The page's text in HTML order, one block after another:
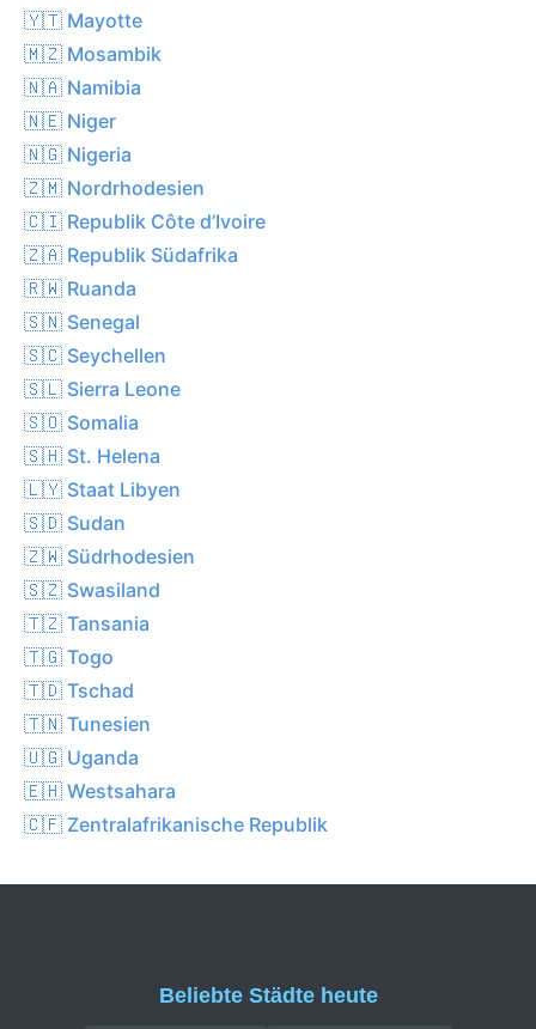
🇾🇹 Mayotte
🇲🇿 Mosambik
🇳🇦 Namibia
🇳🇪 Niger
🇳🇬 Nigeria
🇿🇲 Nordrhodesien
🇨🇮 Republik Côte d’Ivoire
🇿🇦 Republik Südafrika
🇷🇼 Ruanda
🇸🇳 Senegal
🇸🇨 Seychellen
🇸🇱 Sierra Leone
🇸🇴 Somalia
🇸🇭 St. Helena
🇱🇾 Staat Libyen
🇸🇩 Sudan
🇿🇼 Südrhodesien
🇸🇿 Swasiland
🇹🇿 Tansania
🇹🇬 Togo
🇹🇩 Tschad
🇹🇳 Tunesien
🇺🇬 Uganda
🇪🇭 Westsahara
🇨🇫 Zentralafrikanische Republik
Beliebte Städte heute